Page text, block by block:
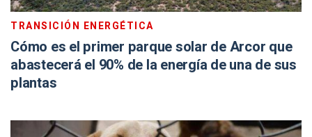
TRANSICIÓN ENERGÉTICA
Cómo es el primer parque solar de Arcor que
abastecerá el 90% de la energía de una de sus
plantas